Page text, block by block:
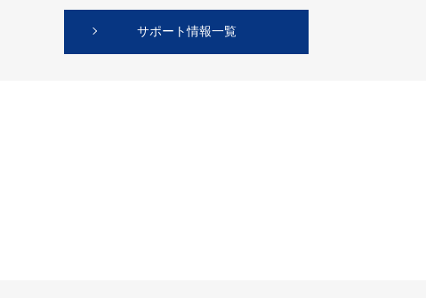
サポート情報一覧